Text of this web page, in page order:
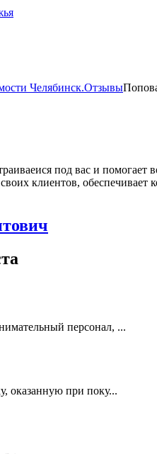
Челябинск.Отзывы
под вас и
клиентов,
персонал, ...
оказанную при поку...